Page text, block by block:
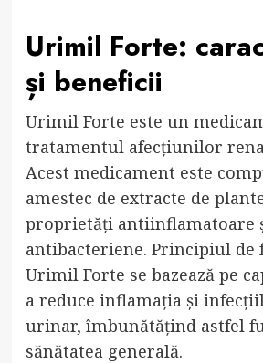
Urimil Forte:
și beneficii
Urimil Forte este un
tratamentul afecțiunilor
Acest medicament este
amestec de extracte de
proprietăți antiinflamatoare
antibacteriene. Principiul de
Urimil Forte se bazează pe
a reduce inflamația și
urinar, îmbunătățind astfel
sănătatea generală.